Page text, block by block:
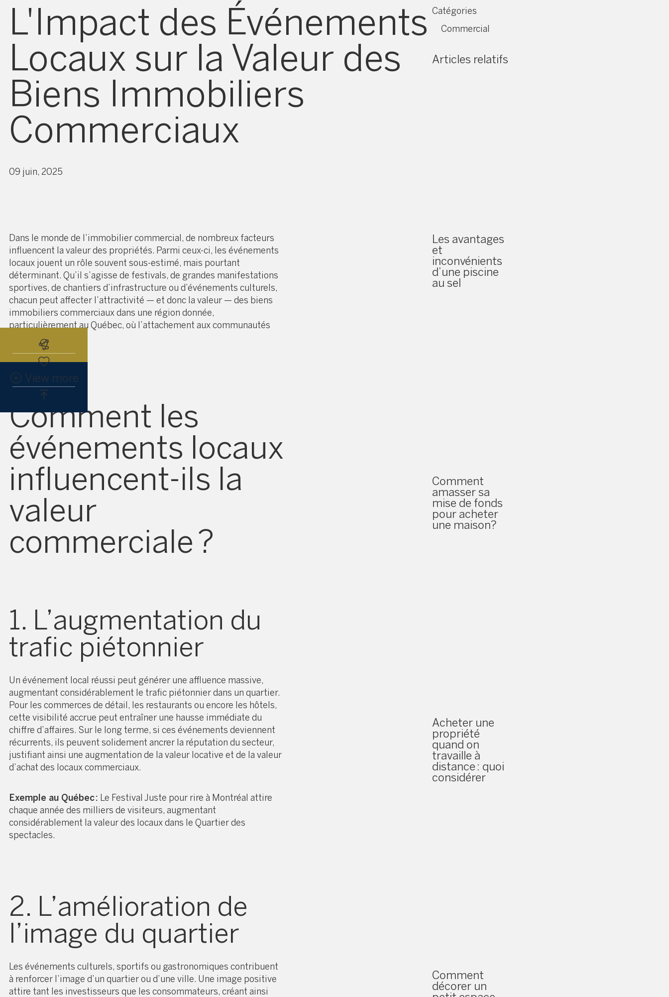
L'Impact des Événements
Locaux sur la Valeur des
Biens Immobiliers
Commerciaux
09 juin, 2025
Dans le monde de l’immobilier commercial, de nombreux facteurs
influencent la valeur des propriétés. Parmi ceux-ci, les événements
locaux jouent un rôle souvent sous-estimé, mais pourtant
déterminant. Qu’il s’agisse de festivals, de grandes manifestations
sportives, de chantiers d’infrastructure ou d’événements culturels,
chacun peut affecter l’attractivité — et donc la valeur — des biens
immobiliers commerciaux dans une région donnée,
particulièrement au Québec, où l’attachement aux communautés
locales est fort.
Comment les
événements locaux
influencent-ils la
valeur
commerciale ?
1. L’augmentation du
trafic piétonnier
Un événement local réussi peut générer une affluence massive,
augmentant considérablement le trafic piétonnier dans un quartier.
Pour les commerces de détail, les restaurants ou encore les hôtels,
cette visibilité accrue peut entraîner une hausse immédiate du
chiffre d’affaires. Sur le long terme, si ces événements deviennent
récurrents, ils peuvent solidement ancrer la réputation du secteur,
justifiant ainsi une augmentation de la valeur locative et de la valeur
d’achat des locaux commerciaux.
Exemple au Québec : Le Festival Juste pour rire à Montréal attire
chaque année des milliers de visiteurs, augmentant
considérablement la valeur des locaux dans le Quartier des
spectacles.
2. L’amélioration de
l’image du quartier
Les événements culturels, sportifs ou gastronomiques contribuent
à renforcer l’image d’un quartier ou d’une ville. Une image positive
attire tant les investisseurs que les consommateurs, créant ainsi
Catégories
Commercial
Articles relatifs
Les avantages
et
inconvénients
d’une piscine
au sel
Comment
amasser sa
mise de fonds
pour acheter
une maison?
Acheter une
propriété
quand on
travaille à
distance : quoi
considérer
Comment
décorer un
View more